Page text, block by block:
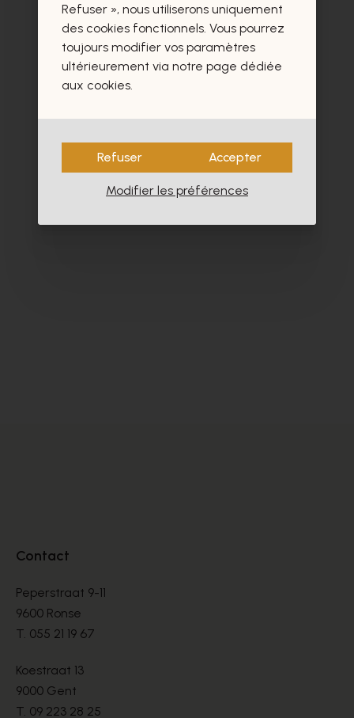
- 40%
Contact
Peperstraat 9-11
9600 Ronse
T. 055 21 19 67
Koestraat 13
9000 Gent
T. 09 223 28 25
Refuser », nous utiliserons uniquement
des cookies fonctionnels. Vous pourrez
toujours modifier vos paramètres
ultérieurement via notre page dédiée
aux cookies.
Refuser Accepter
Modifier les préférences